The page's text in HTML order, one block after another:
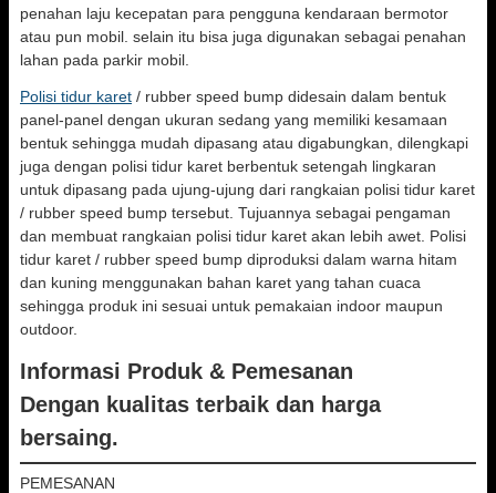
penahan laju kecepatan para pengguna kendaraan bermotor
atau pun mobil. selain itu bisa juga digunakan sebagai penahan
lahan pada parkir mobil.
Polisi tidur karet / rubber speed bump didesain dalam bentuk
panel-panel dengan ukuran sedang yang memiliki kesamaan
bentuk sehingga mudah dipasang atau digabungkan, dilengkapi
juga dengan polisi tidur karet berbentuk setengah lingkaran
untuk dipasang pada ujung-ujung dari rangkaian polisi tidur karet
/ rubber speed bump tersebut. Tujuannya sebagai pengaman
dan membuat rangkaian polisi tidur karet akan lebih awet. Polisi
tidur karet / rubber speed bump diproduksi dalam warna hitam
dan kuning menggunakan bahan karet yang tahan cuaca
sehingga produk ini sesuai untuk pemakaian indoor maupun
outdoor.
Informasi Produk & Pemesanan
Dengan kualitas terbaik dan harga
bersaing.
PEMESANAN